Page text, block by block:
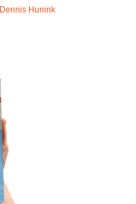
Dennis Hunink